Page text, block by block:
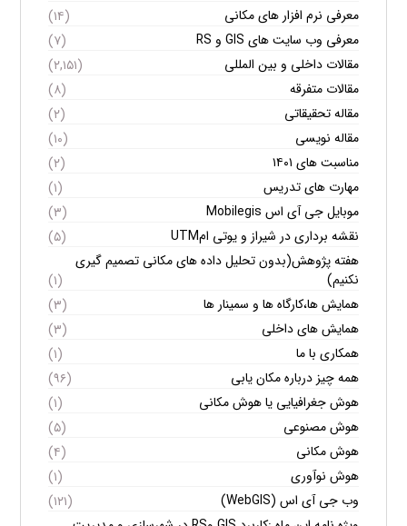
معرفی نرم افزار های مکانی
(۱۴)
معرفی وب سایت های GIS و RS
(۷)
مقالات داخلی و بین المللی
(۲,۱۵۱)
مقالات متفرقه
(۸)
مقاله تحقیقاتی
(۲)
مقاله نویسی
(۱۰)
مناسبت های ۱۴۰۱
(۲)
مهارت های تدریس
(۱)
موبایل جی آی اس Mobilegis
(۳)
نقشه برداری در شیراز و یوتی امUTM
(۵)
هفته پژوهش(بدون تحلیل داده های مکانی تصمیم گیری
نکنیم)
(۱)
همایش ها،کارگاه ها و سمینار ها
(۳)
همایش های داخلی
(۳)
همکاری با ما
(۱)
همه چیز درباره مکان یابی
(۹۶)
هوش جغرافیایی یا هوش مکانی
(۱)
هوش مصنوعی
(۵)
هوش مکانی
(۴)
هوش نوآوری
(۱)
وب جی آی اس (WebGIS)
(۱۲۱)